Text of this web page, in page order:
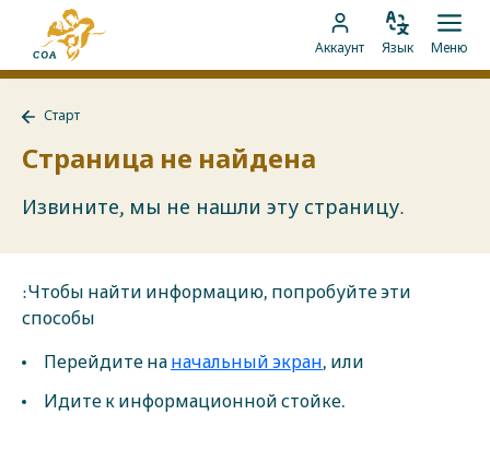
Перейти
контенту
главную
страницу
Перейти
к
Аккаунт
Изменить
Язык Меню
Назад
Старт
Старт
Страница не найдена
Извините, мы не нашли эту страницу.
:Чтобы найти информацию, попробуйте эти
способы
Перейдите на начальный экран, или
Идите к информационной стойке.